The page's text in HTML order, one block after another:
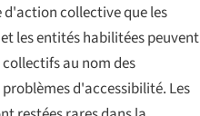
collective que les
les entités habilitées peuvent
au nom des
d'accessibilité. Les